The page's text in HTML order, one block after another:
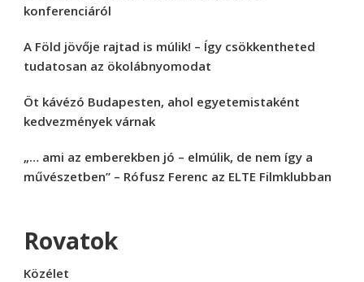
konferenciáról
A Föld jövője rajtad is múlik! – Így csökkentheted
tudatosan az ökolábnyomodat
Öt kávézó Budapesten, ahol egyetemistaként
kedvezmények várnak
„… ami az emberekben jó – elmúlik, de nem így a
művészetben” – Rófusz Ferenc az ELTE Filmklubban
Rovatok
Közélet